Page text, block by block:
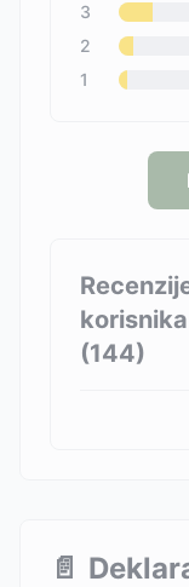
3
2
1
korisnika
(144)
📄